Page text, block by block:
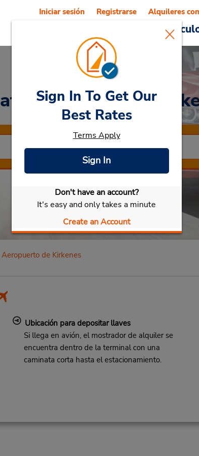
Iniciar sesión Registrarse Alquileres
at Aeropuerto de
Seleccionar mi vehículo
Sign In To Get Our
Best Rates
Terms Apply
Sign In
Don't have an account?
It's easy and only takes a minute
Create an Account
Aeropuerto de Kirkenes
Ubicación para depositar llaves
Si llega en avión, el mostrador de alquiler se
encuentra dentro de la terminal con una
caminata corta hasta el estacionamiento.